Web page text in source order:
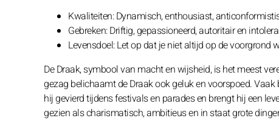
Kwaliteiten: Dynamisch, enthousiast,
Gebreken: Driftig, gepassioneerd, autoritair en
Levensdoel: Let op dat je niet altijd op de voorgrond
De Draak, symbool van macht en wijsheid, is het meest
gezag belichaamt de Draak ook geluk en voorspoed.
hij gevierd tijdens festivals en parades en brengt hij een
gezien als charismatisch, ambitieus en in staat grote